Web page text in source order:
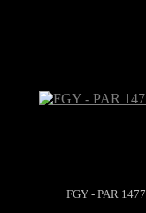
FGY - PAR 1477